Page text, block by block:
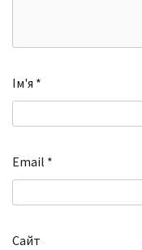
Ім'я *
Email *
Сайт